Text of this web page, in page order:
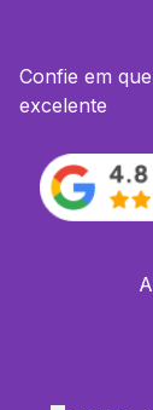
Confie em
excelente